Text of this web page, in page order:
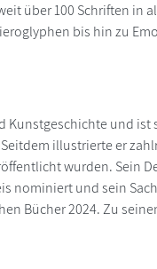
über 100 Schriften in
bis hin zu
und
illustrierte er
wurden. Sein
nominiert und sein
Bücher 2024. Zu